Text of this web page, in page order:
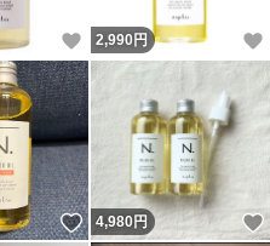
いいね！
2,990 円
いいね！
4,980円